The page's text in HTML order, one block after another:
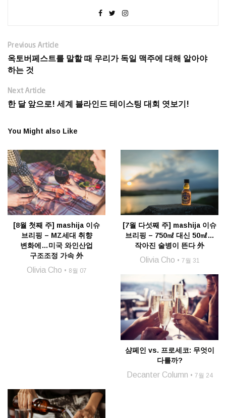
Previous Article
옥토버페스트를 말할 때 우리가 독일 맥주에 대해 알아야
하는 것
Next Article
한 달 앞으로! 세계 블라인드 테이스팅 대회 엿보기!
You Might also Like
[8월 첫째 주] mashija 이슈
브리핑 – MZ세대 취향
변화에…미국 와인산업
구조조정 가속 外
Olivia Cho 8월 07
[7월 다섯째 주] mashija 이슈
브리핑 – 750㎖ 대신 50㎖…
작아진 술병이 뜬다 外
Olivia Cho 7월 31
샴페인 vs. 프로세코: 무엇이
다를까?
Decanter Column 7월 24